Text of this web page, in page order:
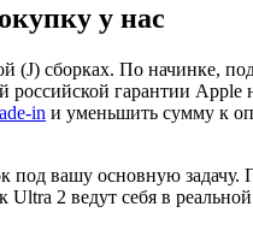
у нас
(J) сборках. По начинке,
гарантии Apple
in и уменьшить сумму к
вашу основную задачу.
Ultra 2 ведут себя в